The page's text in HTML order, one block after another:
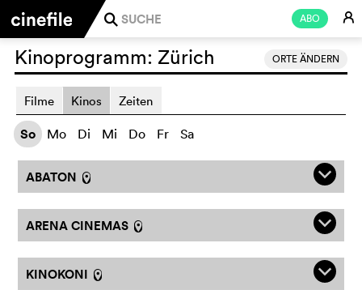
ABO E
j
ORTE ÄNDERN
Kinoprogramm: Zürich
Filme Kinos Zeiten
So Mo Di Mi Do Fr Sa
ABATON l q
ARENA CINEMAS l q
KINOKONI l q